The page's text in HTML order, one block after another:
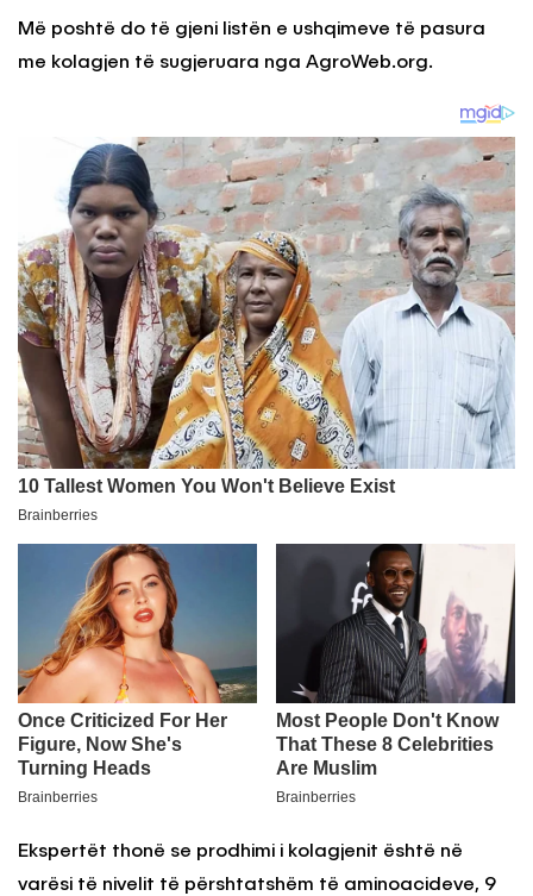
Më poshtë do të gjeni listën e ushqimeve të pasura
me kolagjen të sugjeruara nga AgroWeb.org.
Ekspertët thonë se prodhimi i kolagjenit është në
varësi të nivelit të përshtatshëm të aminoacideve, 9